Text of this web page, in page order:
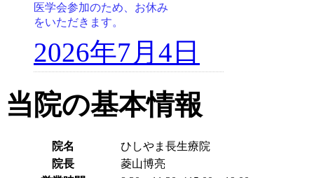
医学会参加のため、お休み
をいただきます。
2026年7月4日
当院の基本情報
院名
ひしやま長生療院
院長
菱山博亮